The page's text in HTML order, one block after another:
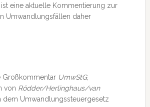
eine aktuelle Kommentierung zur
Umwandlungsfällen daher
Großkommentar UmwStG,
von Rödder/Herlinghaus/van
dem Umwandlungssteuergesetz